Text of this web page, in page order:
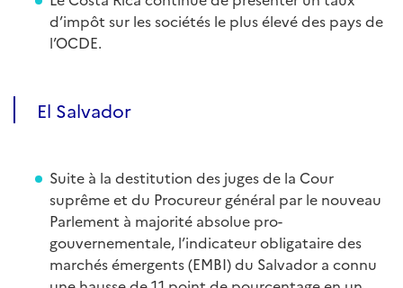
d’impôt sur les sociétés le plus élevé des pays de
l’OCDE.
El Salvador
Suite à la destitution des juges de la Cour
suprême et du Procureur général par le nouveau
Parlement à majorité absolue pro-
gouvernementale, l’indicateur obligataire des
marchés émergents (EMBI) du Salvador a connu